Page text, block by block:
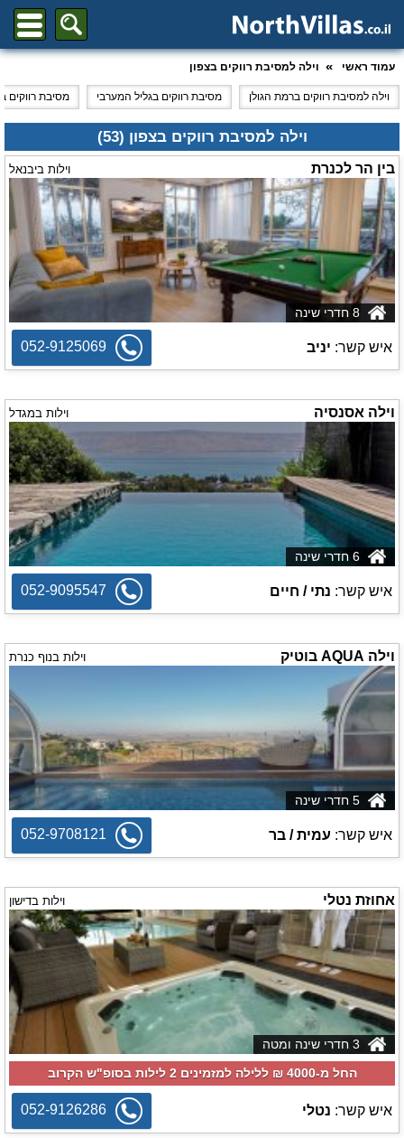
עמוד ראשי וילה למסיבת רווקים בצפון
וילה למסיבת רווקים ברמת הגולן מסיבת רווקים בגליל המערבי מסיבת רווקים
וילה למסיבת רווקים בצפון (53)
בין הר לכנרת וילות ביבנאל
איש קשר: יניב 052-9125069
וילה אסנסיה וילות במגדל
איש קשר: נתי / חיים 052-9095547
וילה AQUA בוטיק וילות בנוף כנרת
איש קשר: עמית / בר 052-9708121
אחוזת נטלי וילות בדישון
החל מ-‏4000 ₪ ללילה למזמינים 2 לילות בסופ"ש הקרוב
איש קשר: נטלי 052-9126286